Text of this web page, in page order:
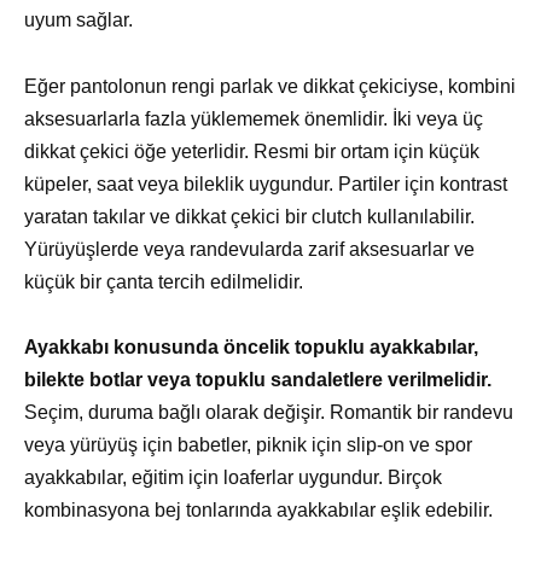
uyum sağlar.
Eğer pantolonun rengi parlak ve dikkat çekiciyse, kombini
aksesuarlarla fazla yüklememek önemlidir. İki veya üç
dikkat çekici öğe yeterlidir. Resmi bir ortam için küçük
küpeler, saat veya bileklik uygundur. Partiler için kontrast
yaratan takılar ve dikkat çekici bir clutch kullanılabilir.
Yürüyüşlerde veya randevularda zarif aksesuarlar ve
küçük bir çanta tercih edilmelidir.
Ayakkabı konusunda öncelik topuklu ayakkabılar,
bilekte botlar veya topuklu sandaletlere verilmelidir.
Seçim, duruma bağlı olarak değişir. Romantik bir randevu
veya yürüyüş için babetler, piknik için slip-on ve spor
ayakkabılar, eğitim için loaferlar uygundur. Birçok
kombinasyona bej tonlarında ayakkabılar eşlik edebilir.